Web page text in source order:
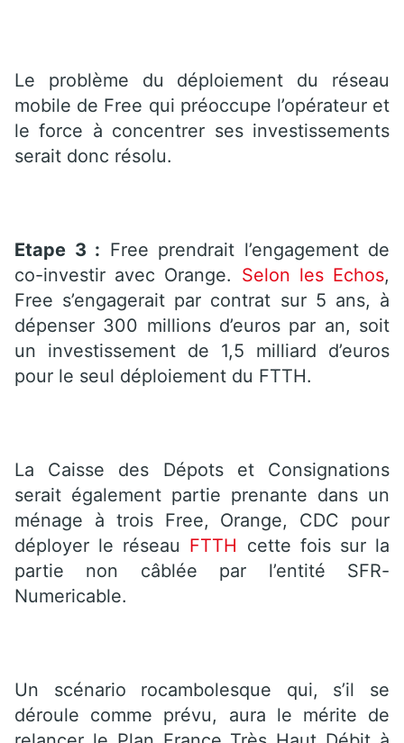
Le problème du déploiement du réseau
mobile de Free qui préoccupe l’opérateur et
le force à concentrer ses investissements
serait donc résolu.
Etape 3 : Free prendrait l’engagement de
co-investir avec Orange. Selon les Echos,
Free s’engagerait par contrat sur 5 ans, à
dépenser 300 millions d’euros par an, soit
un investissement de 1,5 milliard d’euros
pour le seul déploiement du FTTH.
La Caisse des Dépots et Consignations
serait également partie prenante dans un
ménage à trois Free, Orange, CDC pour
déployer le réseau FTTH cette fois sur la
partie non câblée par l’entité SFR-
Numericable.
Un scénario rocambolesque qui, s’il se
déroule comme prévu, aura le mérite de